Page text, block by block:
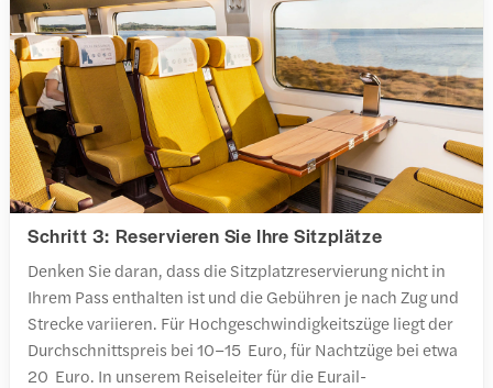
Schritt 3: Reservieren Sie Ihre Sitzplätze
Denken Sie daran, dass die Sitzplatzreservierung nicht in
Ihrem Pass enthalten ist und die Gebühren je nach Zug und
Strecke variieren. Für Hochgeschwindigkeitszüge liegt der
Durchschnittspreis bei 10–15 Euro, für Nachtzüge bei etwa
20 Euro. In unserem Reiseleiter für die Eurail-